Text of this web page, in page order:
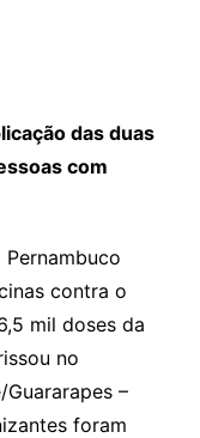
das duas
com
contra o
mil doses da
no
–
foram